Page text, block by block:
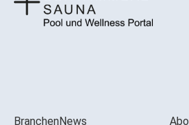
BranchenNews Abo